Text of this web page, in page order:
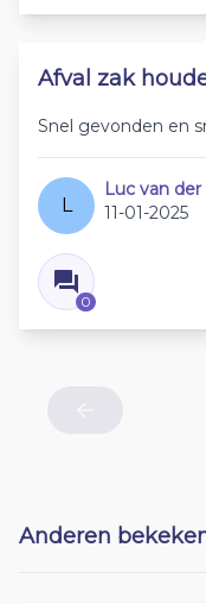
Afval zak
Snel gevonden en
L
Luc van
11-01-2025
0
Anderen